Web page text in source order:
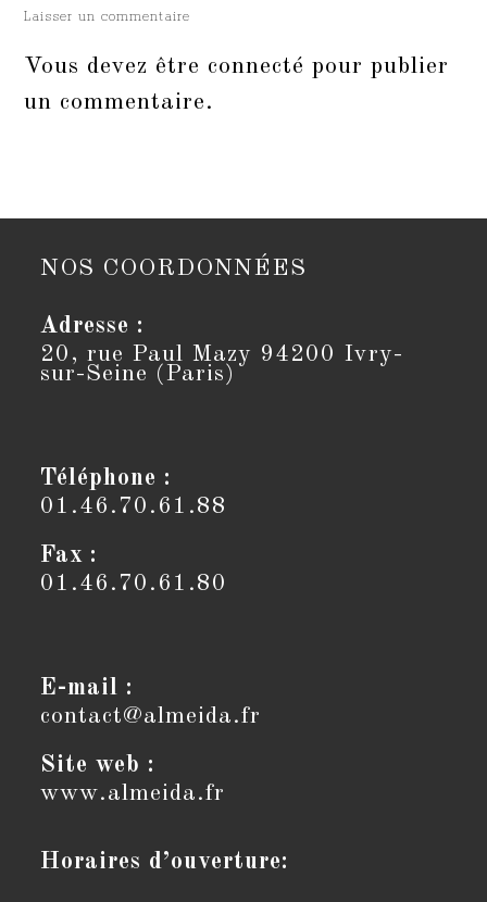
Laisser un commentaire
Vous devez être connecté pour publier
un commentaire.
NOS COORDONNÉES
Adresse :
20, rue Paul Mazy 94200 Ivry-
sur-Seine (Paris)
Téléphone :
01.46.70.61.88
Fax :
01.46.70.61.80
E-mail :
contact@almeida.fr
Site web :
www.almeida.fr
Horaires d’ouverture: